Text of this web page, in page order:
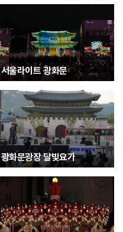
서울라이트 광화문
광화문광장 달빛요가